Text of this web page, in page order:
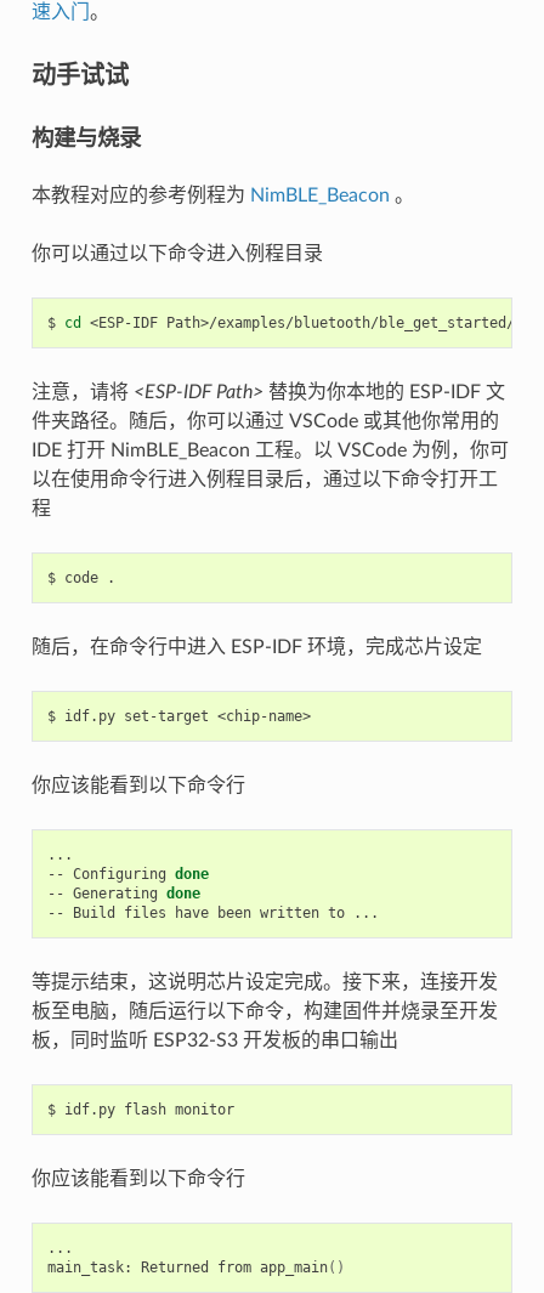
速入门 。
动手试试
构建与烧录
本教程对应的参考例程为 NimBLE_Beacon 。
你可以通过以下命令进入例程目录
$ cd
注意，请将 <ESP-IDF Path> 替换为你本地的 ESP-IDF 文
件夹路径。随后，你可以通过 VSCode 或其他你常用的
IDE 打开 NimBLE_Beacon 工程。以 VSCode 为例，你可
以在使用命令行进入例程目录后，通过以下命令打开工
程
随后，在命令行中进入 ESP-IDF 环境，完成芯片设定
$ idf.py set-target <chip-name>
你应该能看到以下命令行
...
-- Configuring done
-- Generating done
等提示结束，这说明芯片设定完成。接下来，连接开发
板至电脑，随后运行以下命令，构建固件并烧录至开发
板，同时监听 ESP32-S3 开发板的串口输出
$ idf.py flash monitor
你应该能看到以下命令行
...
main_task: Returned from app_main()